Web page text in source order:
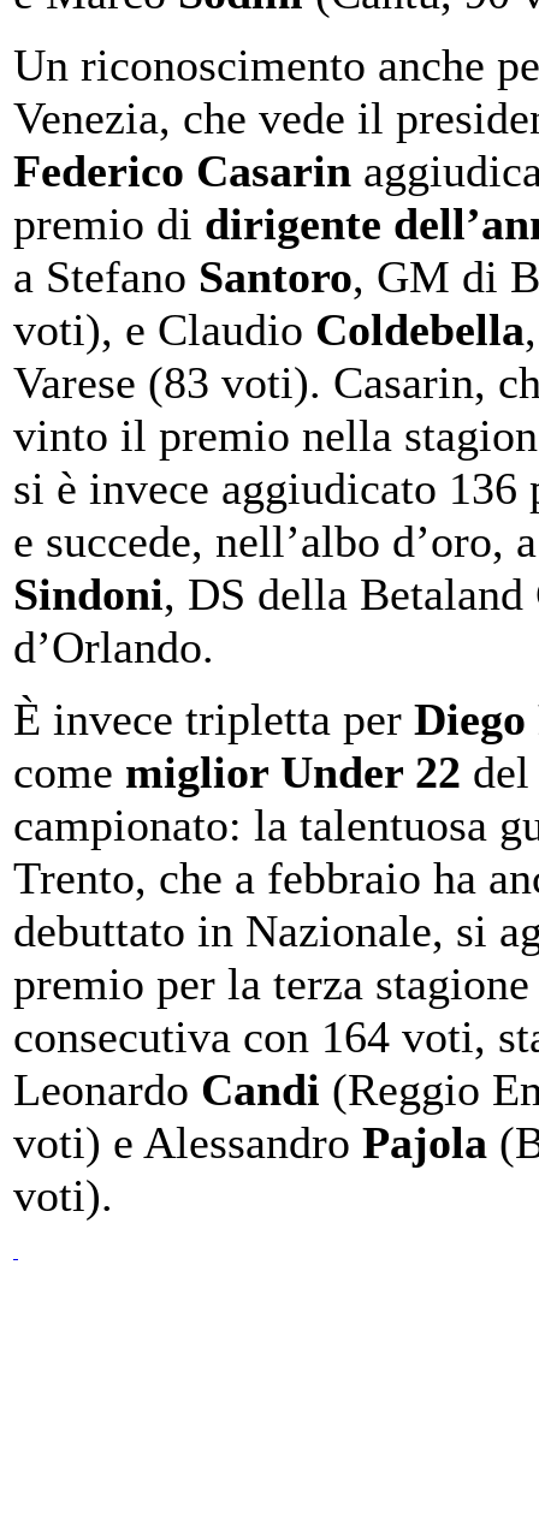
Un riconoscimento anche
Venezia, che vede il
Federico Casarin
premio di dirigente
a Stefano Santoro, GM di
voti), e Claudio Coldebella
Varese (83 voti). Casarin,
vinto il premio nella
si è invece aggiudicato 136
e succede, nell’albo d’oro,
Sindoni, DS della Betaland
d’Orlando.
È invece tripletta per
come miglior Under 22 del
campionato: la talentuosa
Trento, che a febbraio ha
debuttato in Nazionale, si
premio per la terza stagione
consecutiva con 164 voti,
Leonardo Candi (Reggio
voti) e Alessandro Pajola
voti).